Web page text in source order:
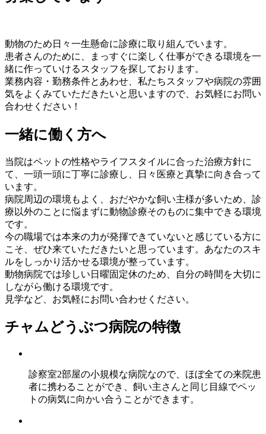
動物のため日々一生懸命に診療に取り組んでいます。
患者さんのために、まっすぐに楽しく仕事ができる環境を一
緒に作っていけるスタッフを探しております。
業務内容・勤務条件とあわせ、私たちスタッフや病院の雰囲
気をよくみていただきたいと思いますので、お気軽にお問い
合わせください！
一緒に働く方へ
当院はペットの性格やライフスタイルに合った治療方針に
て、一頭一頭に丁寧に診療し、日々医療と真摯に向き合って
います。
病院周辺の環境もよく、おだやかな飼い主様が多いため、診
療以外のことに悩まずに動物診療そのものに集中できる環境
です。
今の職場では本来の力が発揮できていないと感じている方に
こそ、ぜひ来ていただきたいと思っています。あなたのスキ
ルをしっかり活かせる環境が整っています。
動物病院では珍しい日曜固定休のため、自分の時間を大切に
しながら働ける環境です。
見学など、お気軽にお問い合わせください。
チャムどうぶつ病院の特徴
診察室2部屋の小規模な病院なので、ほぼ全ての来院患
者に携わることができ、飼い主さんと同じ目線でペッ
トの病気に向かい合うことができます。